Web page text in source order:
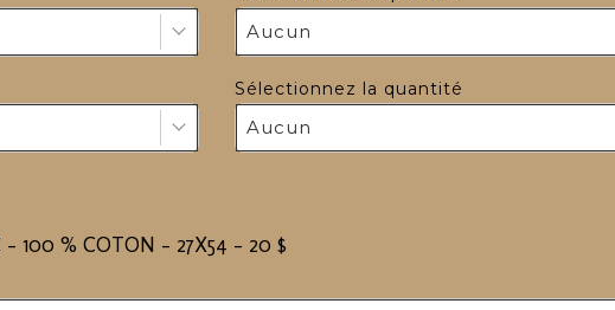
Aucun
Sélectionnez la quantité
Aucun
- 100 % COTON - 27X54 - 20 $